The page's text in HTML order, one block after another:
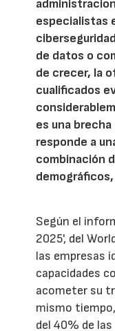
especialistas
de datos o
de crecer, la
cualificados
es una
responde a
combinación
Según el
2025', del
las empresas
capacidades
acometer su
mismo
del 40% de